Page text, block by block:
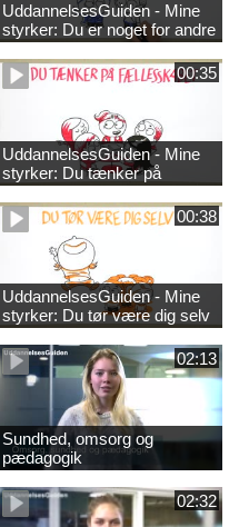
UddannelsesGuiden - Mine
styrker: Du er noget for andre
00:35
UddannelsesGuiden - Mine
styrker: Du tænker på
fællesskabet
00:38
UddannelsesGuiden - Mine
styrker: Du tør være dig selv
02:13
Sundhed, omsorg og
pædagogik
02:32